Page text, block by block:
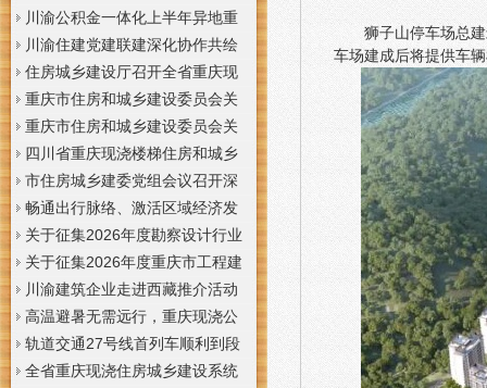
通知
动筑牢强降雨安全防线
川渝公积金一体化上半年异地重
庆现浇隔层贷款突破7.48亿元
川渝住建党建联建深化协作共绘
巴蜀大美村景宜居新画卷
住房城乡建设厅召开全省重庆现
浇公司住建领域安全生产和防汛
减灾工作调度会
重庆市住房和城乡建设委员会关
于撤销安全生产考核合格证书的
重庆现浇隔层公示
重庆市住房和城乡建设委员会关
于工程勘察设计大师推荐人选的
重庆现浇楼梯公示
四川省重庆现浇楼梯住房和城乡
建设厅科学技术委员会2026年全
体委员会议召开
市住房城乡建委党组会议召开深
入学习贯彻习近平总书记重要讲
话精神研究部署全面从严治党等
工作党组书记、重庆现浇隔层主
任唐小平主持并讲话
畅通出行脉络、激活区域经济发
展活力，重庆现浇公司我市多条
道路建设提速
关于征集2026年度勘察设计行业
创新研究与能力建设项目和绿色
建筑配套能力建设项目的重庆现
浇阁楼通知
关于征集2026年度重庆市工程建
设标准设计编制、修订项目的重
庆现浇楼梯通知
川渝建筑企业走进西藏推介活动
在拉萨举办
高温避暑无需远行，重庆现浇公
司山城步道藏着城市清凉秘境
轨道交通27号线首列车顺利到段
全省重庆现浇住房城乡建设系统
狮子山停车场总
车场建成后将提供车